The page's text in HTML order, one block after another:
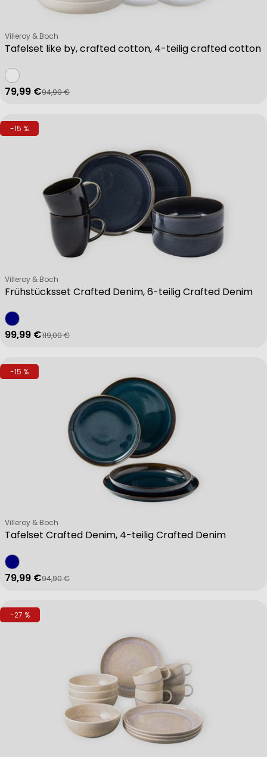
Tafelset like by, crafted cotton, 4-teilig crafted cotton
Verkäufer:
Villeroy & Boch
Verkaufspreis
79,99 €
Regulärer Preis
94,90 €
-15 %
Frühstücksset Crafted Denim, 6-teilig Crafted Denim
Verkäufer:
Villeroy & Boch
Verkaufspreis
99,99 €
Regulärer Preis
119,00 €
-15 %
Tafelset Crafted Denim, 4-teilig Crafted Denim
Verkäufer:
Villeroy & Boch
Verkaufspreis
79,99 €
Regulärer Preis
94,90 €
-27 %